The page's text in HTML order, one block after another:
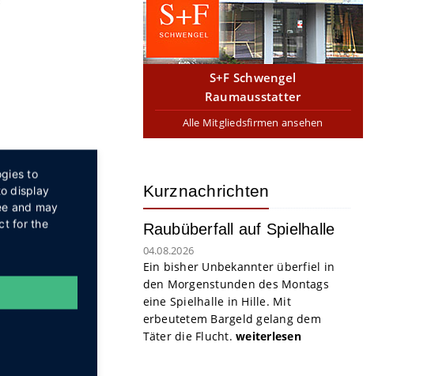
S+F Schwengel
Raumausstatter
Alle Mitgliedsfirmen ansehen
Kurznachrichten
Raubüberfall auf Spielhalle
04.08.2026
Ein bisher Unbekannter überfiel in
den Morgenstunden des Montags
eine Spielhalle in Hille. Mit
erbeutetem Bargeld gelang dem
Täter die Flucht. weiterlesen
to
display
and may
for the